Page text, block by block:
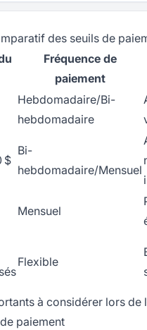
des seuils de
Fréquence de
paiement
Hebdomadaire/Bi-
hebdomadaire
$
Bi-
hebdomadaire/Mensuel
Mensuel
Flexible
à considérer lors de
paiement